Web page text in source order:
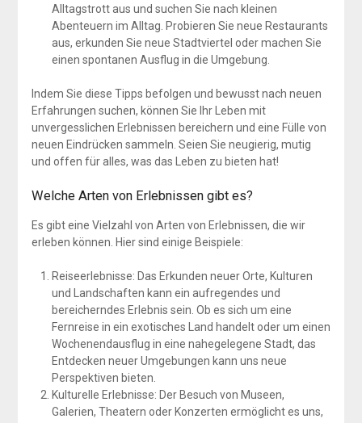
Alltagstrott aus und suchen Sie nach kleinen
Abenteuern im Alltag. Probieren Sie neue Restaurants
aus, erkunden Sie neue Stadtviertel oder machen Sie
einen spontanen Ausflug in die Umgebung.
Indem Sie diese Tipps befolgen und bewusst nach neuen
Erfahrungen suchen, können Sie Ihr Leben mit
unvergesslichen Erlebnissen bereichern und eine Fülle von
neuen Eindrücken sammeln. Seien Sie neugierig, mutig
und offen für alles, was das Leben zu bieten hat!
Welche Arten von Erlebnissen gibt es?
Es gibt eine Vielzahl von Arten von Erlebnissen, die wir
erleben können. Hier sind einige Beispiele:
Reiseerlebnisse: Das Erkunden neuer Orte, Kulturen
und Landschaften kann ein aufregendes und
bereicherndes Erlebnis sein. Ob es sich um eine
Fernreise in ein exotisches Land handelt oder um einen
Wochenendausflug in eine nahegelegene Stadt, das
Entdecken neuer Umgebungen kann uns neue
Perspektiven bieten.
Kulturelle Erlebnisse: Der Besuch von Museen,
Galerien, Theatern oder Konzerten ermöglicht es uns,